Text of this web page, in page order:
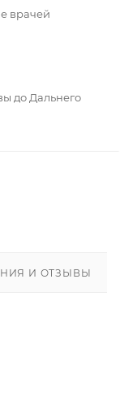
врачей
до Дальнего
И ОТЗЫВЫ